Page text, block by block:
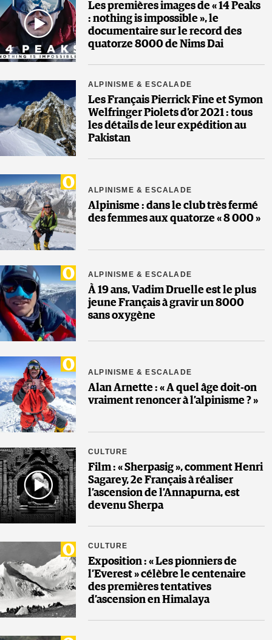
Les premières images de « 14 Peaks
: nothing is impossible », le
documentaire sur le record des
quatorze 8000 de Nims Dai
ALPINISME & ESCALADE
Les Français Pierrick Fine et Symon
Welfringer Piolets d’or 2021 : tous
les détails de leur expédition au
Pakistan
ALPINISME & ESCALADE
Alpinisme : dans le club très fermé
des femmes aux quatorze « 8 000 »
ALPINISME & ESCALADE
À 19 ans, Vadim Druelle est le plus
jeune Français à gravir un 8000
sans oxygène
ALPINISME & ESCALADE
Alan Arnette : « A quel âge doit-on
vraiment renoncer à l’alpinisme ? »
CULTURE
Film : « Sherpasig », comment Henri
Sagarey, 2e Français à réaliser
l’ascension de l’Annapurna, est
devenu Sherpa
CULTURE
Exposition : « Les pionniers de
l’Everest » célèbre le centenaire
des premières tentatives
d’ascension en Himalaya